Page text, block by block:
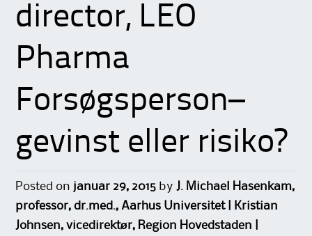
director, LEO
Pharma
Forsøgsperson–
gevinst eller risiko?
Posted on januar 29, 2015 by J. Michael Hasenkam,
professor, dr.med., Aarhus Universitet | Kristian
Johnsen, vicedirektør, Region Hovedstaden |